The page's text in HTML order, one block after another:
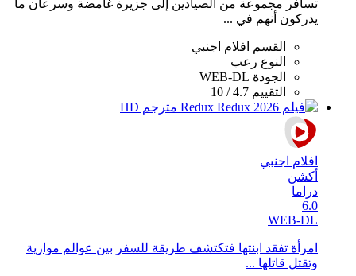
تسافر مجموعة من الصيادين إلى جزيرة غامضة وسرعان ما
يدركون أنهم في ...
القسم
افلام اجنبي
النوع رعب
الجودة WEB-DL
التقييم 4.7 / 10
افلام اجنبي
أكشن
دراما
6.0
WEB-DL
امرأة تفقد ابنتها فتكتشف طريقة للسفر بين عوالم موازية
وتقتل قاتلها ...